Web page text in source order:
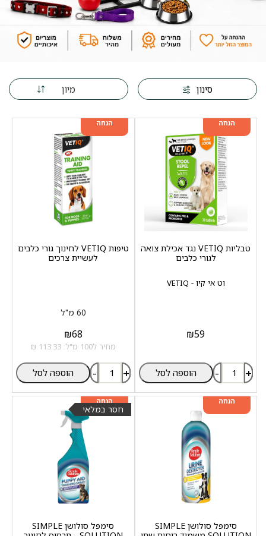
סינון מיון
מוצר שני ב-20%
הנחה
וט אי קיו - VETIQ
טבליות VETIQ נגד אכילת צואה
לגורי כלבים
₪59
- + הוספה לסל
מוצר שני ב-20%
הנחה
טיפות VETIQ לחינוך גורי כלבים
לעשיית צרכים
60 מ"ל
₪68
מחיר ל100 מ"ל: 113.33 ₪
- + הוספה לסל
מוצר שני ב-20%
הנחה
סימפל סולושן SIMPLE
מוצר שני ב-20%
הנחה
חסר במלאי
סימפל סולושן SIMPLE